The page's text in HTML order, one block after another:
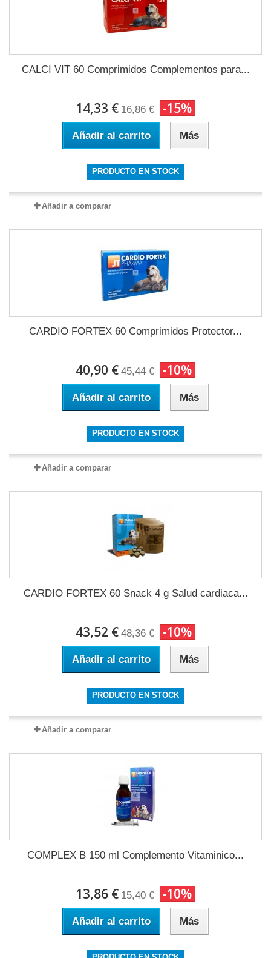
CALCI VIT 60 Comprimidos Complementos para...
14,33 € 16,86 € -15%
Añadir al carrito Más
PRODUCTO EN STOCK
Añadir a comparar
CARDIO FORTEX 60 Comprimidos Protector...
40,90 € 45,44 € -10%
Añadir al carrito Más
PRODUCTO EN STOCK
Añadir a comparar
CARDIO FORTEX 60 Snack 4 g Salud cardiaca...
43,52 € 48,36 € -10%
Añadir al carrito Más
PRODUCTO EN STOCK
Añadir a comparar
COMPLEX B 150 ml Complemento Vitaminico...
13,86 € 15,40 € -10%
Añadir al carrito Más